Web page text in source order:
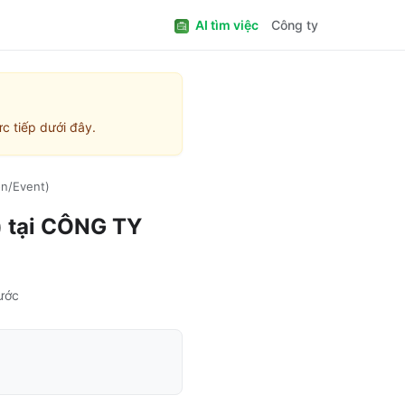
AI tìm việc Công ty
tiếp dưới đây.
Event)
tại CÔNG TY